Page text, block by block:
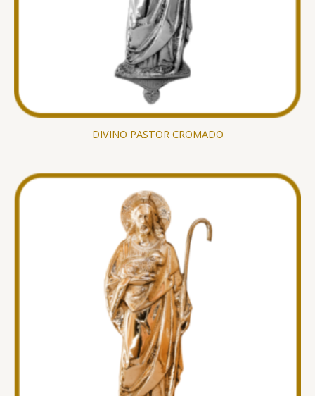
DIVINO PASTOR CROMADO